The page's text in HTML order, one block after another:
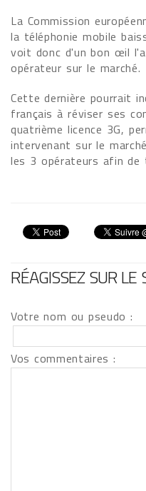
La Commission
la téléphonie mobile
voit donc d'un bon œil
opérateur sur le marché.
Cette dernière pourrait
français à réviser ses
quatrième licence 3G,
intervenant sur le
les 3 opérateurs afin de
RÉAGISSEZ SUR LE
Votre nom ou pseudo :
Vos commentaires :